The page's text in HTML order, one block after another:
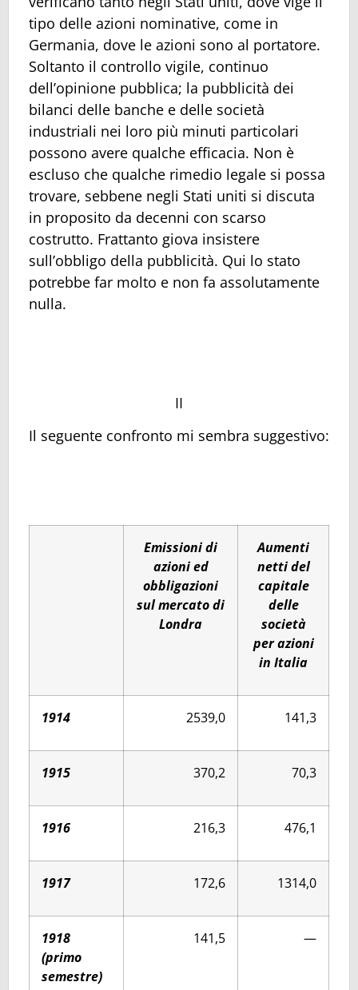
tipo delle azioni nominative, come in
Germania, dove le azioni sono al portatore.
Soltanto il controllo vigile, continuo
dell’opinione pubblica; la pubblicità dei
bilanci delle banche e delle società
industriali nei loro più minuti particolari
possono avere qualche efficacia. Non è
escluso che qualche rimedio legale si possa
trovare, sebbene negli Stati uniti si discuta
in proposito da decenni con scarso
costrutto. Frattanto giova insistere
sull’obbligo della pubblicità. Qui lo stato
potrebbe far molto e non fa assolutamente
nulla.
II
Il seguente confronto mi sembra suggestivo:
Emissioni di
azioni ed
obbligazioni
sul mercato di
Londra
Aumenti
netti del
capitale
delle
società
per azioni
in Italia
1914 2539,0 141,3
1915 370,2 70,3
1916 216,3 476,1
1917 172,6 1314,0
1918
(primo
semestre)
141,5 —